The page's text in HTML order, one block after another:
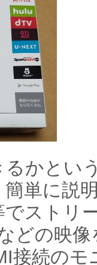
るかとい
単に説
ストリ
どの映
接続の